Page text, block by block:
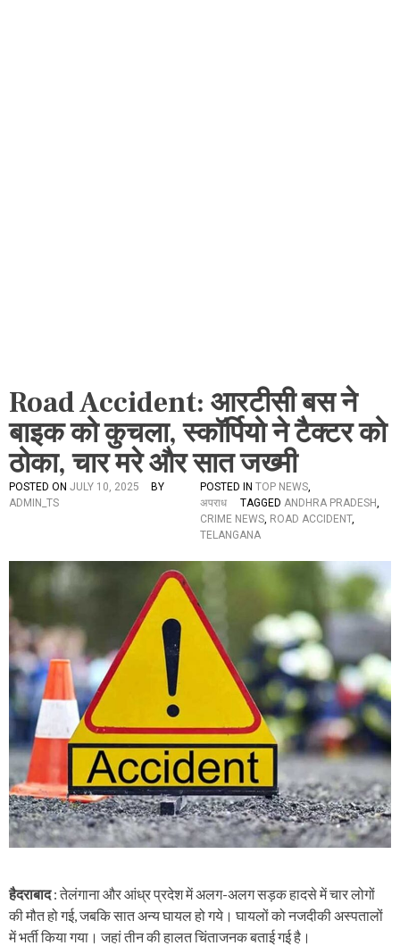
Road Accident: आरटीसी बस ने
बाइक को कुचला, स्कॉर्पियो ने टैक्टर को
ठोका, चार मरे और सात जख्मी
POSTED ON JULY 10, 2025
BY
ADMIN_TS
POSTED IN TOP NEWS,
अपराध
TAGGED ANDHRA PRADESH,
CRIME NEWS, ROAD ACCIDENT,
TELANGANA
हैदराबाद: तेलंगाना और आंध्र प्रदेश में अलग-अलग सड़क हादसे में चार लोगों
की मौत हो गई, जबकि सात अन्य घायल हो गये। घायलों को नजदीकी अस्पतालों
में भर्ती किया गया। जहां तीन की हालत चिंताजनक बताई गई है।